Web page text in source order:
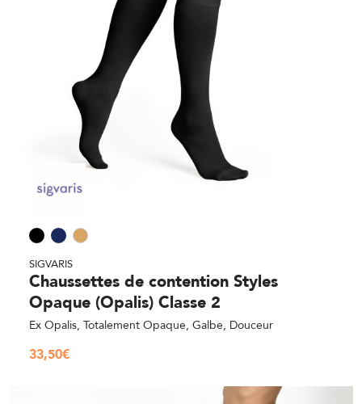
SIGVARIS
Chaussettes de contention Styles
Opaque (Opalis) Classe 2
Ex Opalis, Totalement Opaque, Galbe, Douceur
33,50€